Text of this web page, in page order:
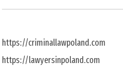
https://criminallawpoland.com
https://lawyersinpoland.com